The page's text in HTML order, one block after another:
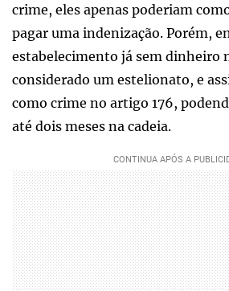
crime, eles apenas poderiam
pagar uma indenização. Porém,
estabelecimento já sem dinheiro
considerado um estelionato, e
como crime no artigo 176,
até dois meses na cadeia.